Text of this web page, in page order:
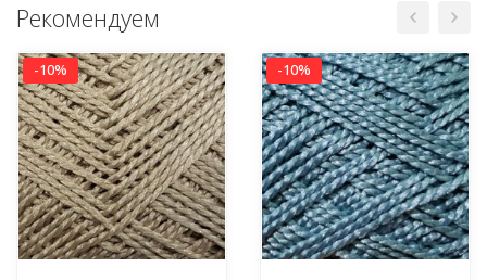
Рекомендуем
-10% -10%